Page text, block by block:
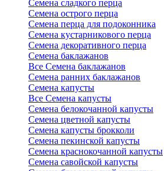
Семена сладкого перца
Семена острого перца
Семена перца для подоконника
Семена кустарникового перца
Семена декоративного перца
Семена баклажанов
Все Семена баклажанов
Семена ранних баклажанов
Семена капусты
Все Семена капусты
Семена белокочанной капусты
Семена цветной капусты
Семена капусты брокколи
Семена пекинской капусты
Семена краснокочанной капусты
Семена савойской капусты